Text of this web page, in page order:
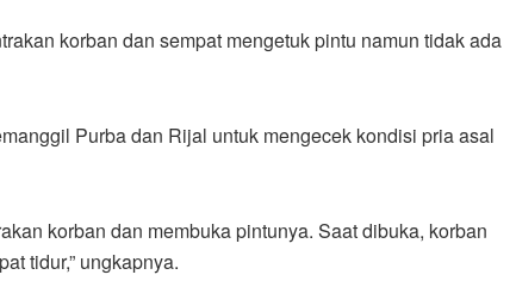
korban dan sempat mengetuk pintu namun tidak ada
Purba dan Rijal untuk mengecek kondisi pria asal
korban dan membuka pintunya. Saat dibuka, korban
tidur,” ungkapnya.